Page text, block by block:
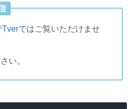
Tverではご覧いただけませ
い。